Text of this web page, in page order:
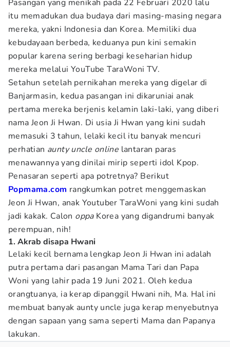
Pasangan yang menikah pada 22 Februari 2020 lalu
itu memadukan dua budaya dari masing-masing negara
mereka, yakni Indonesia dan Korea. Memiliki dua
kebudayaan berbeda, keduanya pun kini semakin
popular karena sering berbagi keseharian hidup
mereka melalui YouTube TaraWoni TV.
Setahun setelah pernikahan mereka yang digelar di
Banjarmasin, kedua pasangan ini dikaruniai anak
pertama mereka berjenis kelamin laki-laki, yang diberi
nama Jeon Ji Hwan. Di usia Ji Hwan yang kini sudah
memasuki 3 tahun, lelaki kecil itu banyak mencuri
perhatian aunty uncle online lantaran paras
menawannya yang dinilai mirip seperti idol Kpop.
Penasaran seperti apa potretnya? Berikut
Popmama.com rangkumkan potret menggemaskan
Jeon Ji Hwan, anak Youtuber TaraWoni yang kini sudah
jadi kakak. Calon oppa Korea yang digandrumi banyak
perempuan, nih!
1. Akrab disapa Hwani
Lelaki kecil bernama lengkap Jeon Ji Hwan ini adalah
putra pertama dari pasangan Mama Tari dan Papa
Woni yang lahir pada 19 Juni 2021. Oleh kedua
orangtuanya, ia kerap dipanggil Hwani nih, Ma. Hal ini
membuat banyak aunty uncle juga kerap menyebutnya
dengan sapaan yang sama seperti Mama dan Papanya
lakukan.